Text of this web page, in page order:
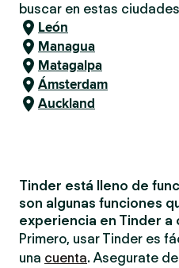
buscar en estas
León
Managua
Matagalpa
Ámsterdam
Auckland
Tinder está lleno de
son algunas funciones
experiencia en Tinder a
Primero, usar Tinder es
una cuenta. Asegurate